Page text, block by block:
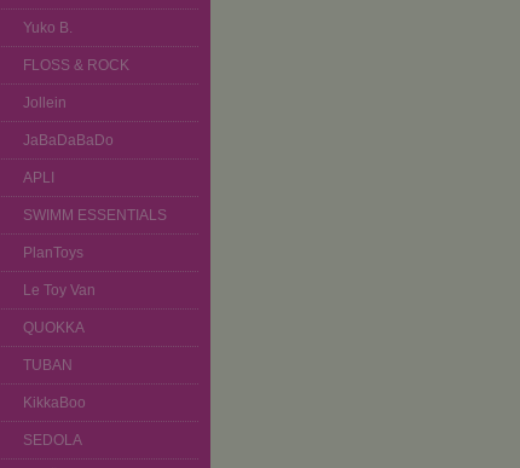
Yuko B.
FLOSS & ROCK
Jollein
JaBaDaBaDo
APLI
SWIMM ESSENTIALS
PlanToys
Le Toy Van
QUOKKA
TUBAN
KikkaBoo
SEDOLA